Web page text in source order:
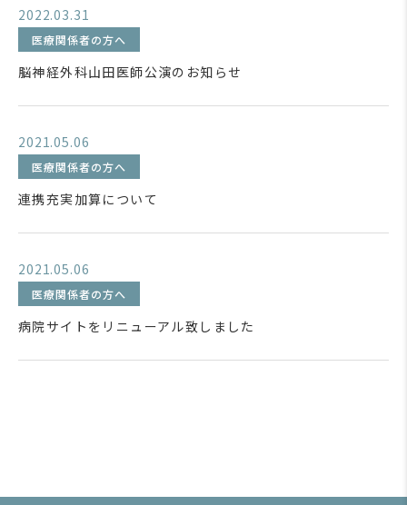
2022.03.31
医療関係者の方へ
脳神経外科山田医師公演のお知らせ
2021.05.06
医療関係者の方へ
連携充実加算について
2021.05.06
医療関係者の方へ
病院サイトをリニューアル致しました